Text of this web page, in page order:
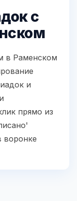
с
в Раменском
и
прямо из
воронке